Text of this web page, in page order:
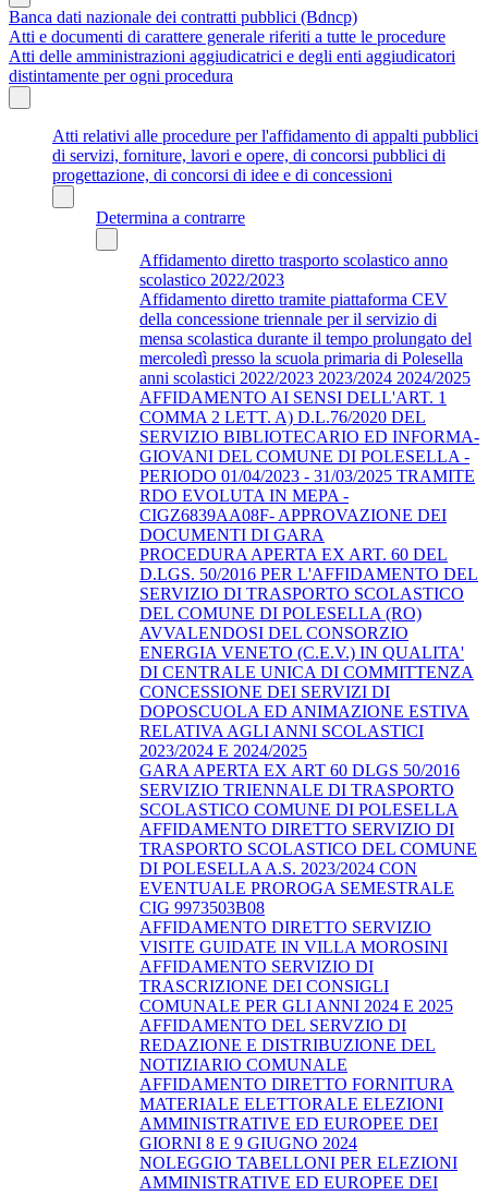
Banca dati nazionale dei contratti pubblici (Bdncp)
Atti e documenti di carattere generale riferiti a tutte le procedure
Atti delle amministrazioni aggiudicatrici e degli enti aggiudicatori
distintamente per ogni procedura
Atti relativi alle procedure per l'affidamento di appalti pubblici
di servizi, forniture, lavori e opere, di concorsi pubblici di
progettazione, di concorsi di idee e di concessioni
Determina a contrarre
Affidamento diretto trasporto scolastico anno
scolastico 2022/2023
Affidamento diretto tramite piattaforma CEV
della concessione triennale per il servizio di
mensa scolastica durante il tempo prolungato del
mercoledì presso la scuola primaria di Polesella
anni scolastici 2022/2023 2023/2024 2024/2025
AFFIDAMENTO AI SENSI DELL'ART. 1
COMMA 2 LETT. A) D.L.76/2020 DEL
SERVIZIO BIBLIOTECARIO ED INFORMA-
GIOVANI DEL COMUNE DI POLESELLA -
PERIODO 01/04/2023 - 31/03/2025 TRAMITE
RDO EVOLUTA IN MEPA -
CIGZ6839AA08F- APPROVAZIONE DEI
DOCUMENTI DI GARA
PROCEDURA APERTA EX ART. 60 DEL
D.LGS. 50/2016 PER L'AFFIDAMENTO DEL
SERVIZIO DI TRASPORTO SCOLASTICO
DEL COMUNE DI POLESELLA (RO)
AVVALENDOSI DEL CONSORZIO
ENERGIA VENETO (C.E.V.) IN QUALITA'
DI CENTRALE UNICA DI COMMITTENZA
CONCESSIONE DEI SERVIZI DI
DOPOSCUOLA ED ANIMAZIONE ESTIVA
RELATIVA AGLI ANNI SCOLASTICI
2023/2024 E 2024/2025
GARA APERTA EX ART 60 DLGS 50/2016
SERVIZIO TRIENNALE DI TRASPORTO
SCOLASTICO COMUNE DI POLESELLA
AFFIDAMENTO DIRETTO SERVIZIO DI
TRASPORTO SCOLASTICO DEL COMUNE
DI POLESELLA A.S. 2023/2024 CON
EVENTUALE PROROGA SEMESTRALE
CIG 9973503B08
AFFIDAMENTO DIRETTO SERVIZIO
VISITE GUIDATE IN VILLA MOROSINI
AFFIDAMENTO SERVIZIO DI
TRASCRIZIONE DEI CONSIGLI
COMUNALE PER GLI ANNI 2024 E 2025
AFFIDAMENTO DEL SERVZIO DI
REDAZIONE E DISTRIBUZIONE DEL
NOTIZIARIO COMUNALE
AFFIDAMENTO DIRETTO FORNITURA
MATERIALE ELETTORALE ELEZIONI
AMMINISTRATIVE ED EUROPEE DEI
GIORNI 8 E 9 GIUGNO 2024
NOLEGGIO TABELLONI PER ELEZIONI
AMMINISTRATIVE ED EUROPEE DEI